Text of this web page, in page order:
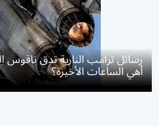
رسائل ترامب النارية تدق ناقوس
أهي الساعات الأخيرة؟